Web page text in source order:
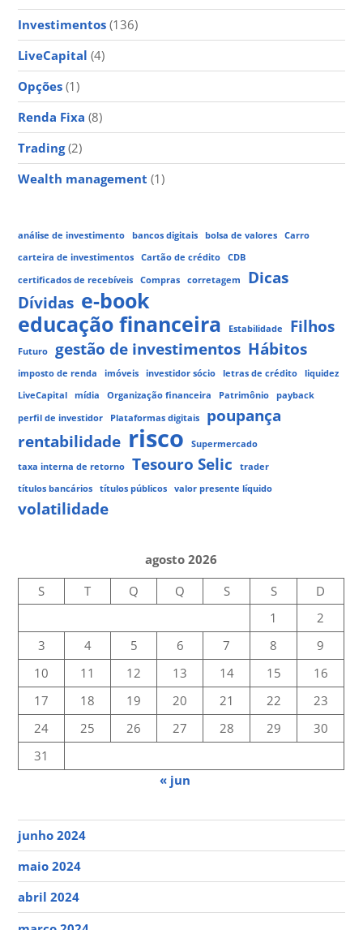
Investimentos (136)
LiveCapital (4)
Opções (1)
Renda Fixa (8)
Trading(2)
Wealth management (1)
análise de investimento bancos digitais bolsa de valores
Carro
carteira de investimentos
Cartão de crédito
CDB
certificados de recebíveis
Compras corretagem
Dicas
Dívidas e-book
educação financeira
Estabilidade Filhos
Futuro gestão de investimentos Hábitos
imposto de renda imóveis investidor sócio letras de crédito
liquidez
LiveCapital
mídia Organização financeira Patrimônio
payback
perfil de investidor
Plataformas digitais
poupança
rentabilidade risco
Supermercado
taxa interna de retorno
Tesouro Selic
trader
títulos bancários
títulos públicos valor presente líquido
volatilidade
agosto 2026
S
T Q Q S S
D
1
2
3
4 5 6 7 8
9
10
11 12 13 14 15
16
17
18 19 20 21 22
23
24
25 26 27 28 29
30
31
« jun
junho 2024
maio 2024
abril 2024